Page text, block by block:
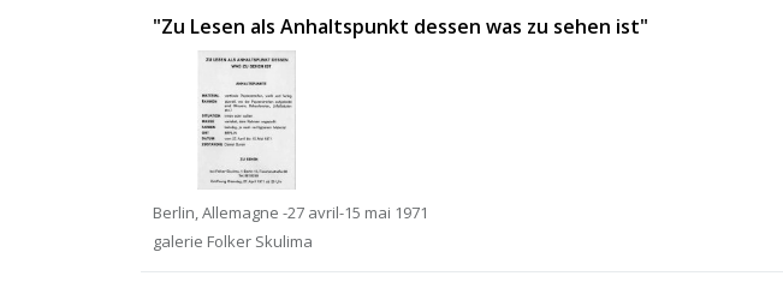
"Zu Lesen als Anhaltspunkt dessen was zu sehen ist"
Berlin, Allemagne -27 avril-15 mai 1971
galerie Folker Skulima